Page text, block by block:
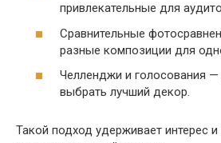
привлекательные для
Сравнительные
разные композиции для
Челленджи и голосования —
выбрать лучший декор.
Такой подход удерживает интерес и